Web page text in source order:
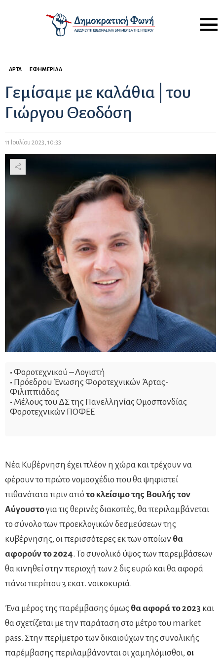
Menu
ΆΡΤΑ ΕΦΗΜΕΡΊΔΑ
Γεμίσαμε με καλάθια | του
Γιώργου Θεοδόση
11 Ιουλίου 2023, 10:33
• Φοροτεχνικού – Λογιστή
• Πρόεδρου Ένωσης Φοροτεχνικών Άρτας-
Φιλιππιάδας
• Μέλους του ΔΣ της Πανελληνίας Ομοσπονδίας
Φοροτεχνικών ΠΟΦΕΕ
Νέα Κυβέρνηση έχει πλέον η χώρα και τρέχουν να
φέρουν το πρώτο νομοσχέδιο που θα ψηφιστεί
πιθανότατα πριν από το κλείσιμο της Βουλής τον
Αύγουστογια τις θερινές διακοπές, θα περιλαμβάνεται
το σύνολο των προεκλογικών δεσμεύσεων της
κυβέρνησης, οι περισσότερες εκ των οποίων θα
αφορούν το 2024. Το συνολικό ύψος των παρεμβάσεων
θα κινηθεί στην περιοχή των 2 δις ευρώ και θα αφορά
πάνω περίπου 3 εκατ. νοικοκυριά.
Ένα μέρος της παρέμβασης όμως θα αφορά το 2023 και
θα σχετίζεται με την παράταση στο μέτρο του market
pass. Στην περίμετρο των δικαιούχων της συνολικής
παρέμβασης περιλαμβάνονται οι χαμηλόμισθοι, οι